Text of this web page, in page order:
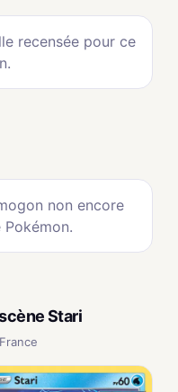
recensée pour ce
non encore
Stari